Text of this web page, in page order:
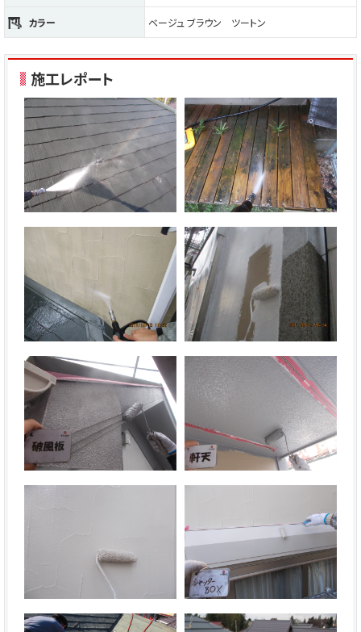
カラー ベージュ ブラウン ツートン
施工レポート